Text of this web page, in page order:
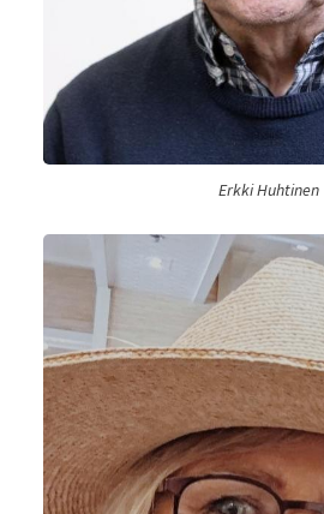
Erkki Huhtinen